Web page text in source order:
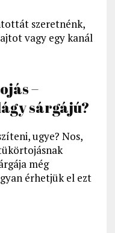
szeretnénk,
vagy egy kanál
–
sárgájú?
ugye? Nos,
még
érhetjük el ezt